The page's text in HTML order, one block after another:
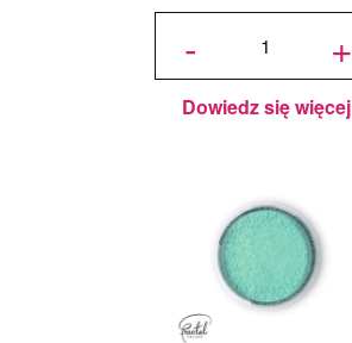
-
ilość
olejowy
Colour
Mill bez
E171 -
Tiffany
+
Dowiedz się więcej